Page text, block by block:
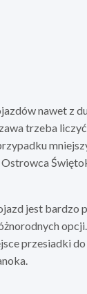
nawet z
trzeba
Ostrowca
jest bardzo
przesiadki